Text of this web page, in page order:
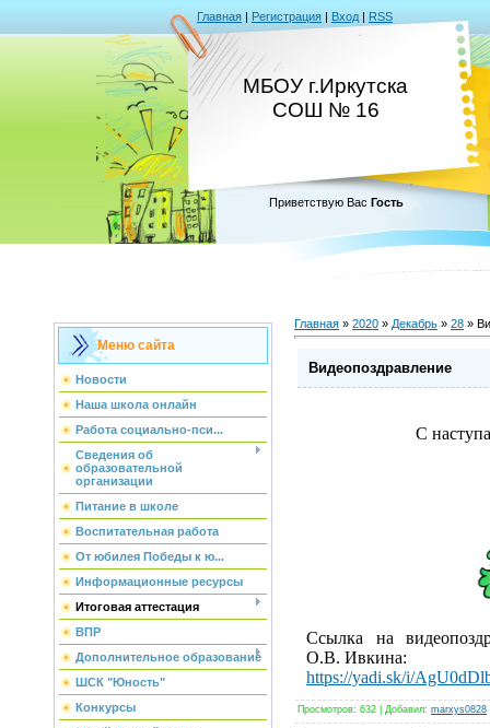
Главная | Регистрация | Вход | RSS
МБОУ г.Иркутска
СОШ № 16
Приветствую Вас Гость
Меню сайта
Новости
Наша школа онлайн
Работа социально-пси...
Сведения об
образовательной
организации
Питание в школе
Воспитательная работа
От юбилея Победы к ю...
Информационные ресурсы
Итоговая аттестация
ВПР
Дополнительное образование
ШСК "Юность"
Конкурсы
Главная » 2020 » Декабрь » 28 »
Видеопоздравление
С
Ссылка на
О.В. Ивкина:
https://yadi.sk/i/
Просмотров: 632 | Добавил: marxys0828